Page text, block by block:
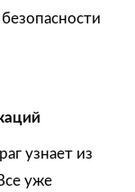
узнает из
уже